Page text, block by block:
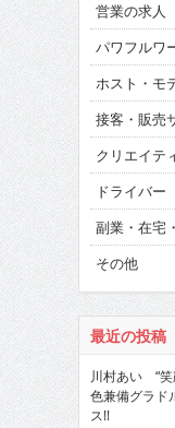
営業の求人
パワフルワ
ホスト・モ
接客・販売
クリエイテ
ドライバー
副業・在宅
その他
最近の投稿
川村あい “笑
色兼備グラド
ス!!